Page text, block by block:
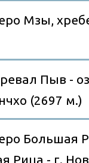
и питание